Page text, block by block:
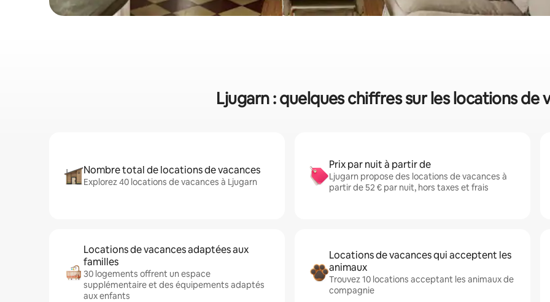
Ljugarn : quelques chiffres sur les locations de
Nombre total de locations de vacances
Explorez 40 locations de vacances à Ljugarn
Prix par nuit à partir de
Ljugarn propose des locations de vacances à
partir de 52 € par nuit, hors taxes et frais
Locations de vacances adaptées aux
familles
30 logements offrent un espace
supplémentaire et des équipements adaptés
aux enfants
Locations de vacances qui acceptent les
animaux
Trouvez 10 locations acceptant les animaux de
compagnie